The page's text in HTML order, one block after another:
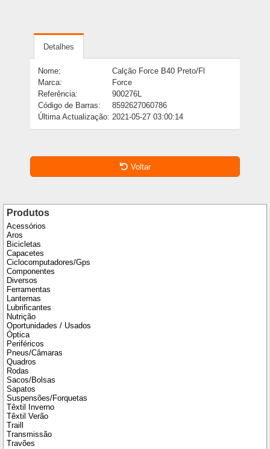
Produtos
Acessórios
Aros
Bicicletas
Capacetes
Ciclocomputadores/Gps
Componentes
Diversos
Ferramentas
Lanternas
Lubrificantes
Nutrição
Oportunidades / Usados
Óptica
Periféricos
Pneus/Câmaras
Quadros
Rodas
Sacos/Bolsas
Sapatos
Suspensões/Forquetas
Têxtil Inverno
Têxtil Verão
Traill
Transmissão
Travões
Detalhes
Nome:
Calção Force B40 Preto/Fl
Marca:
Force
Referência:
900276L
Código de Barras:
8592627060786
Última Actualização: 2021-05-27 03:00:14
Voltar